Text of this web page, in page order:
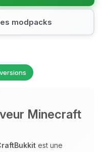
modpacks
Minecraft
est une